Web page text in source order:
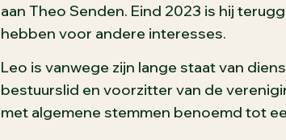
aan Theo Senden. Eind 2023 is hij
hebben voor andere interesses.
Leo is vanwege zijn lange staat van
bestuurslid en voorzitter van de
met algemene stemmen benoemd tot